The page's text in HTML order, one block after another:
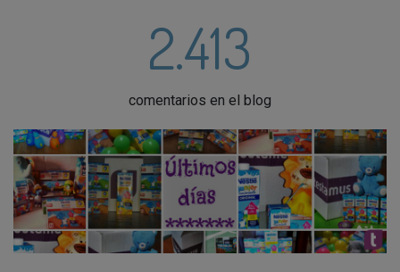
2.413
comentarios en el blog